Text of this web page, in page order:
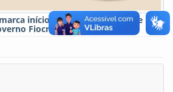
início do segundo semestre
Fiocruz-Brasília